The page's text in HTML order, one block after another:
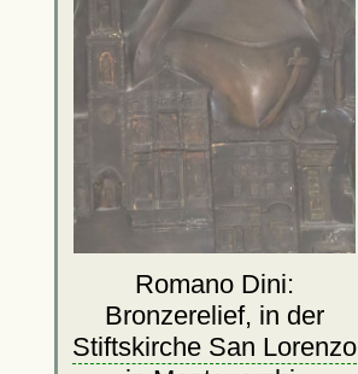
Romano Dini:
Bronzerelief, in der
Stiftskirche San Lorenzo